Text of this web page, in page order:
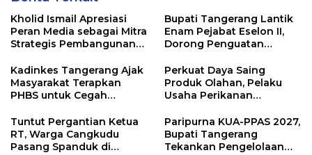
Kholid Ismail Apresiasi
Peran Media sebagai Mitra
Strategis Pembangunan
Tangerang
Bupati Tangerang Lantik
Enam Pejabat Eselon II,
Dorong Penguatan
Publik
Kadinkes Tangerang Ajak
Masyarakat Terapkan
PHBS untuk Cegah
Perkuat Daya Saing
Produk Olahan, Pelaku
Usaha Perikanan
Didorong Terapkan SNI
Tuntut Pergantian Ketua
RT, Warga Cangkudu
Pasang Spanduk di
Paripurna KUA-PPAS 2027,
Bupati Tangerang
Tekankan Pengelolaan